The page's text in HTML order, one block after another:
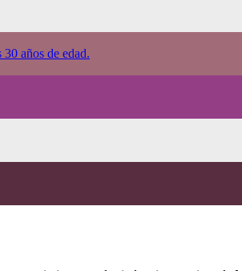
años de edad.